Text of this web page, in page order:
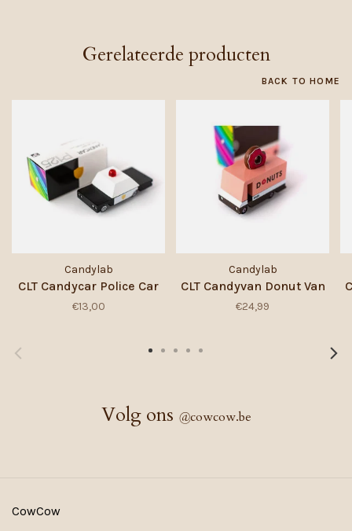
Gerelateerde producten
BACK TO HOME
Candylab
CLT Candycar Police Car
€13,00
Candylab
CLT Candyvan Donut Van
€24,99
Volg ons @cowcow.be
CowCow